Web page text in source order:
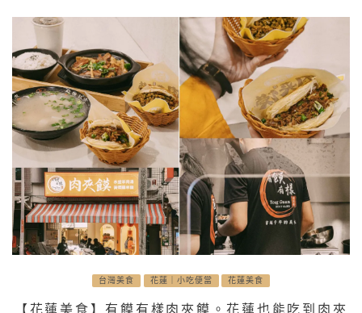
台灣美食 花蓮｜小吃便當 花蓮美食
【花蓮美食】有饃有樣肉夾饃。花蓮也能吃到肉夾